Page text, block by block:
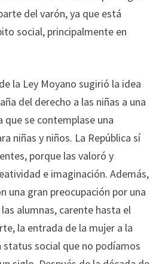
del varón, ya que está
social, principalmente en
la Ley Moyano sugirió la idea
del derecho a las niñas a una
que se contemplase una
niñas y niños. La República sí
porque las valoró y
e imaginación. Además,
una gran preocupación por una
alumnas, carente hasta el
la entrada de la mujer a la
social que no podíamos